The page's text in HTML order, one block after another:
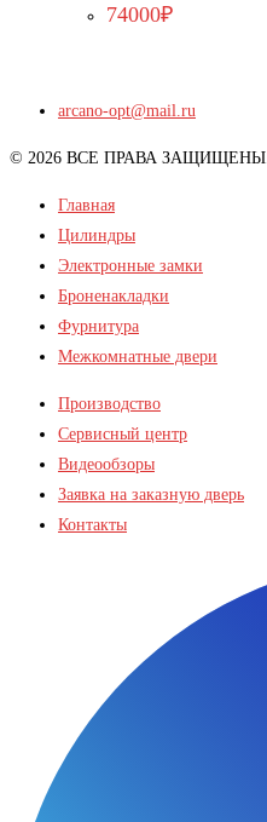
74000₽
arcano-opt@mail.ru
© 2026 ВСЕ ПРАВА ЗАЩИЩЕНЫ.
Главная
Цилиндры
Электронные замки
Броненакладки
Фурнитура
Межкомнатные двери
Производство
Сервисный центр
Видеообзоры
Заявка на заказную дверь
Контакты